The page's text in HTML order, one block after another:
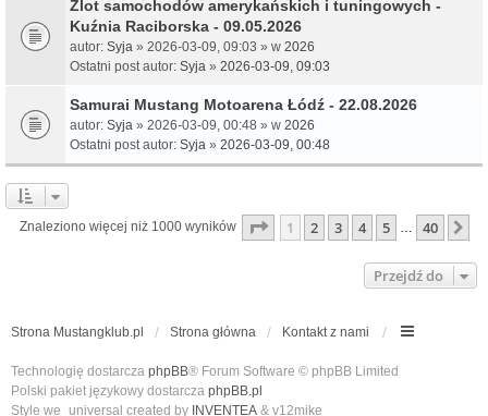
Zlot samochodów amerykańskich i tuningowych -
Kuźnia Raciborska - 09.05.2026
autor: Syja » 2026-03-09, 09:03 » w 2026
Ostatni post autor: Syja » 2026-03-09, 09:03
Samurai Mustang Motoarena Łódź - 22.08.2026
autor: Syja » 2026-03-09, 00:48 » w 2026
Ostatni post autor: Syja » 2026-03-09, 00:48
Znaleziono więcej niż 1000 wyników Strona1 z40
1 2 3 4 5 … 40
Przejdź do
Strona Mustangklub.pl Strona główna Kontakt z nami
Technologię dostarcza phpBB® Forum Software © phpBB Limited
Polski pakiet językowy dostarcza phpBB.pl
Style we_universal created by INVENTEA & v12mike